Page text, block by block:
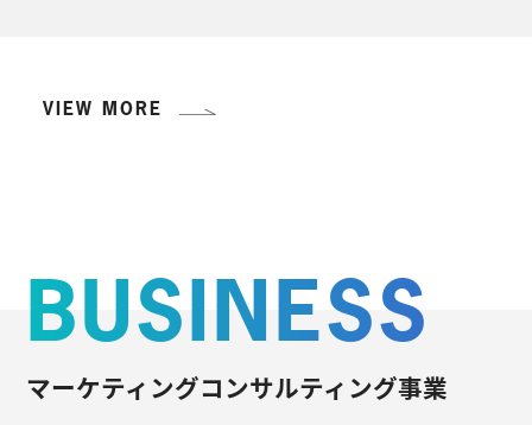
VIEW MORE
BUSINESS
マーケティングコンサルティング事業